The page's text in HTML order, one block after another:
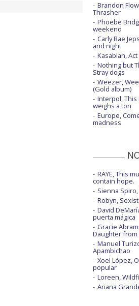
Brandon
Thrasher
Phoebe
weekend
Carly Rae
and night
Kasabian, Act
Nothing but
Stray dogs
Weezer,
(Gold album)
Interpol,
weighs a ton
Europe,
madness
RAYE, This
contain hope.
Sienna
Robyn,
David
puerta mágica
Gracie
Daughter from
Manuel
Apambichao
Xoel López,
popular
Loreen,
Ariana